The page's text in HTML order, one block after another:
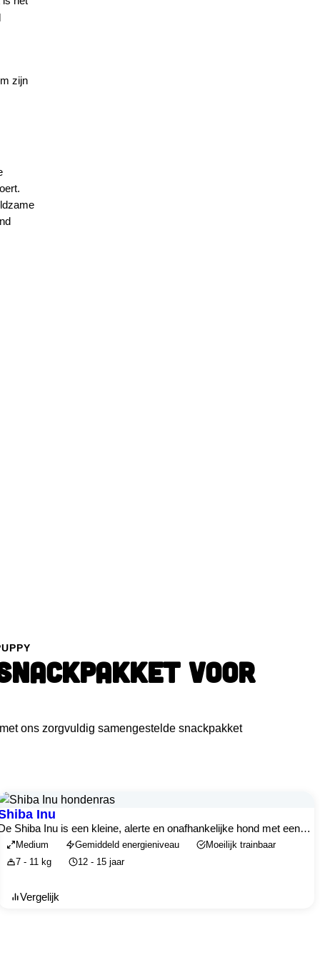
zijn
VOOR
ons zorgvuldig samengestelde snackpakket
Inu
Shiba Inu is een kleine, alerte en onafhankelijke hond met een…
Medium Gemiddeld energieniveau
Moeilijk trainbaar
7 - 11 kg
12 - 15 jaar
Vergelijk